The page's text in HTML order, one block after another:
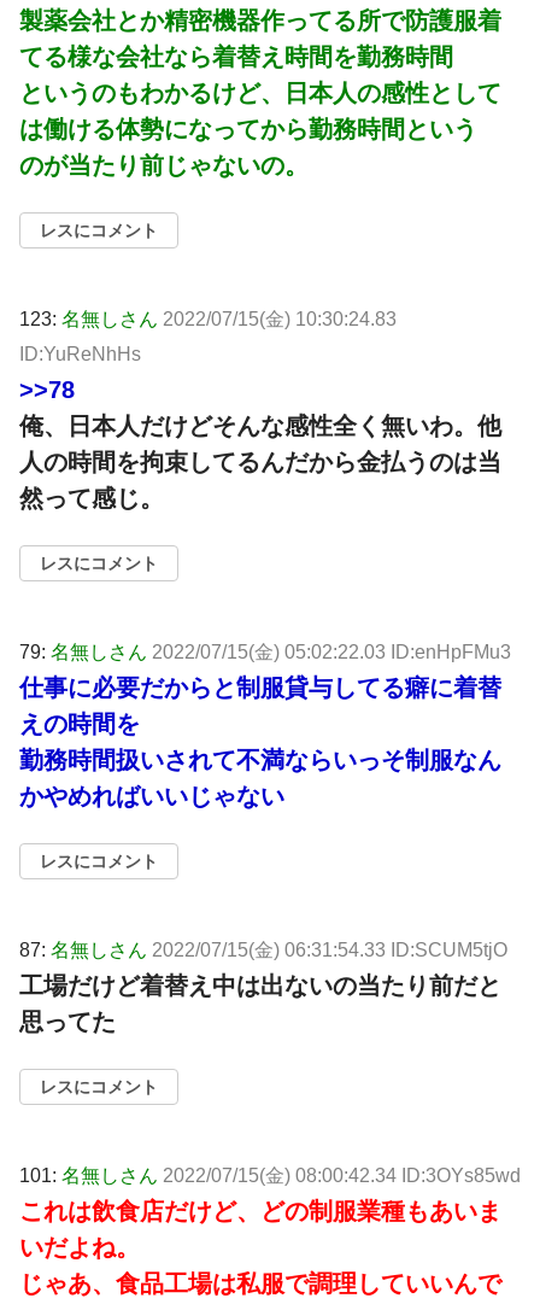
製薬会社とか精密機器作ってる所で防護服着
てる様な会社なら着替え時間を勤務時間
というのもわかるけど、日本人の感性として
は働ける体勢になってから勤務時間という
のが当たり前じゃないの。
レスにコメント
123: 名無しさん 2022/07/15(金) 10:30:24.83
ID:YuReNhHs
>>78
俺、日本人だけどそんな感性全く無いわ。他
人の時間を拘束してるんだから金払うのは当
然って感じ。
レスにコメント
79: 名無しさん 2022/07/15(金) 05:02:22.03 ID:enHpFMu3
仕事に必要だからと制服貸与してる癖に着替
えの時間を
勤務時間扱いされて不満ならいっそ制服なん
かやめればいいじゃない
レスにコメント
87: 名無しさん 2022/07/15(金) 06:31:54.33 ID:SCUM5tjO
工場だけど着替え中は出ないの当たり前だと
思ってた
レスにコメント
101: 名無しさん 2022/07/15(金) 08:00:42.34 ID:3OYs85wd
これは飲食店だけど、どの制服業種もあいま
いだよね。
じゃあ、食品工場は私服で調理していいんで